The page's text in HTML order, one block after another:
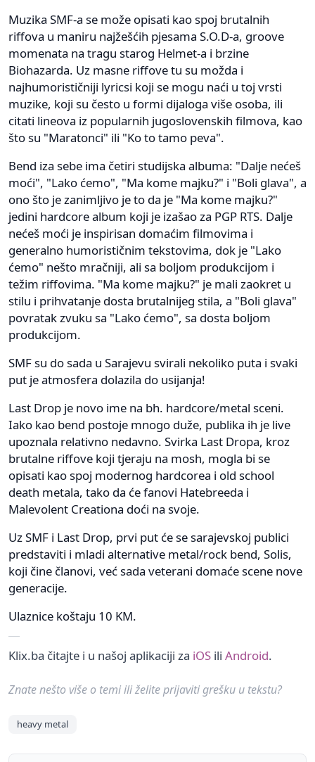
Muzika SMF-a se može opisati kao spoj brutalnih
riffova u maniru najžešćih pjesama S.O.D-a, groove
momenata na tragu starog Helmet-a i brzine
Biohazarda. Uz masne riffove tu su možda i
najhumorističniji lyricsi koji se mogu naći u toj vrsti
muzike, koji su često u formi dijaloga više osoba, ili
citati lineova iz popularnih jugoslovenskih filmova, kao
što su "Maratonci" ili "Ko to tamo peva".
Bend iza sebe ima četiri studijska albuma: "Dalje nećeš
moći", "Lako ćemo", "Ma kome majku?" i "Boli glava", a
ono što je zanimljivo je to da je "Ma kome majku?"
jedini hardcore album koji je izašao za PGP RTS. Dalje
nećeš moći je inspirisan domaćim filmovima i
generalno humorističnim tekstovima, dok je "Lako
ćemo" nešto mračniji, ali sa boljom produkcijom i
težim riffovima. "Ma kome majku?" je mali zaokret u
stilu i prihvatanje dosta brutalnijeg stila, a "Boli glava"
povratak zvuku sa "Lako ćemo", sa dosta boljom
produkcijom.
SMF su do sada u Sarajevu svirali nekoliko puta i svaki
put je atmosfera dolazila do usijanja!
Last Drop je novo ime na bh. hardcore/metal sceni.
Iako kao bend postoje mnogo duže, publika ih je live
upoznala relativno nedavno. Svirka Last Dropa, kroz
brutalne riffove koji tjeraju na mosh, mogla bi se
opisati kao spoj modernog hardcorea i old school
death metala, tako da će fanovi Hatebreeda i
Malevolent Creationa doći na svoje.
Uz SMF i Last Drop, prvi put će se sarajevskoj publici
predstaviti i mladi alternative metal/rock bend, Solis,
koji čine članovi, već sada veterani domaće scene nove
generacije.
Ulaznice koštaju 10 KM.
Klix.ba čitajte i u našoj aplikaciji za iOS ili Android.
Znate nešto više o temi ili želite prijaviti grešku u tekstu?
heavy metal